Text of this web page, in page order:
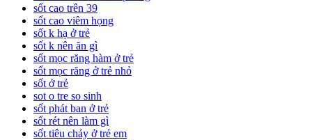
sốt cao trên 39
sốt cao viêm họng
sốt k hạ ở trẻ
sốt k nên ăn gì
sốt mọc răng hàm ở trẻ
sốt mọc răng ở trẻ nhỏ
sốt ở trẻ
sot o tre so sinh
sốt phát ban ở trẻ
sốt rét nên làm gì
sốt tiêu chảy ở trẻ em